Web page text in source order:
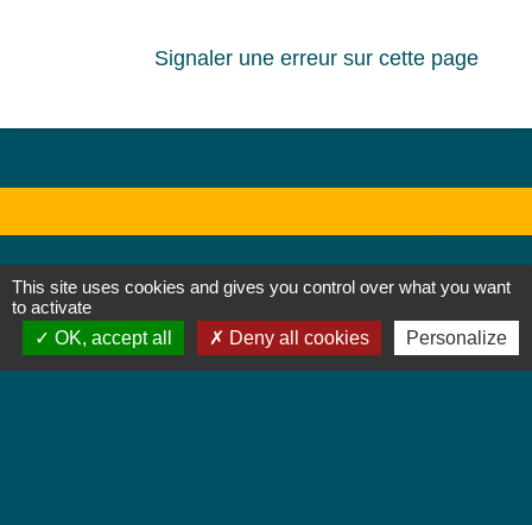
Signaler une erreur sur cette page
Contacts
Mairie de Jebsheim
1 place Saint Martin
This site uses cookies and gives you control over what you want
to activate
OK, accept all
Deny all cookies Personalize